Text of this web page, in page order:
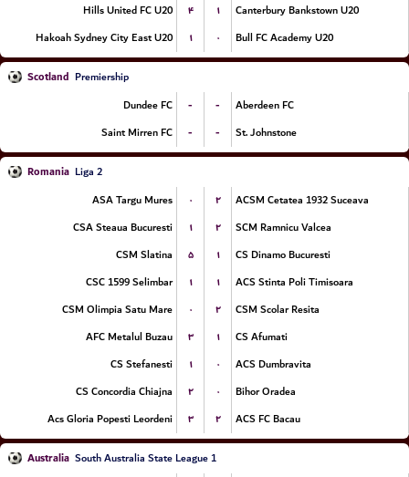
Hills United FC U20
۴ ۱
Canterbury Bankstown U20
Hakoah Sydney City East U20
۱ ۰ Bull FC Academy U20
Scotland Premiership
Dundee FC
- -
Aberdeen FC
Saint Mirren FC
- - St. Johnstone
Romania Liga 2
ASA Targu Mures
۰ ۲
ACSM Cetatea 1932 Suceava
CSA Steaua Bucuresti
۱ ۲
SCM Ramnicu Valcea
CSM Slatina
۵ ۱
CS Dinamo Bucuresti
CSC 1599 Selimbar
۱ ۱
ACS Stinta Poli Timisoara
CSM Olimpia Satu Mare
۰ ۲
CSM Scolar Resita
AFC Metalul Buzau
۳ ۱
CS Afumati
CS Stefanesti
۱ ۰
ACS Dumbravita
CS Concordia Chiajna
۲ ۰
Bihor Oradea
Acs Gloria Popesti Leordeni
۳ ۲ ACS FC Bacau
Australia South Australia State League 1